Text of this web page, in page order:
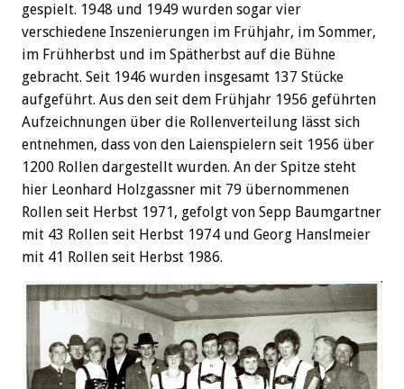
gespielt. 1948 und 1949 wurden sogar vier
verschiedene Inszenierungen im Frühjahr, im Sommer,
im Frühherbst und im Spätherbst auf die Bühne
gebracht. Seit 1946 wurden insgesamt 137 Stücke
aufgeführt. Aus den seit dem Frühjahr 1956 geführten
Aufzeichnungen über die Rollenverteilung lässt sich
entnehmen, dass von den Laienspielern seit 1956 über
1200 Rollen dargestellt wurden. An der Spitze steht
hier Leonhard Holzgassner mit 79 übernommenen
Rollen seit Herbst 1971, gefolgt von Sepp Baumgartner
mit 43 Rollen seit Herbst 1974 und Georg Hanslmeier
mit 41 Rollen seit Herbst 1986.